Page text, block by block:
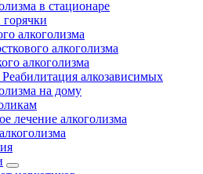
в стационаре
алкоголизма
алкоголизма
алкоголизма
алкозависимых
на дому
лечение алкоголизма